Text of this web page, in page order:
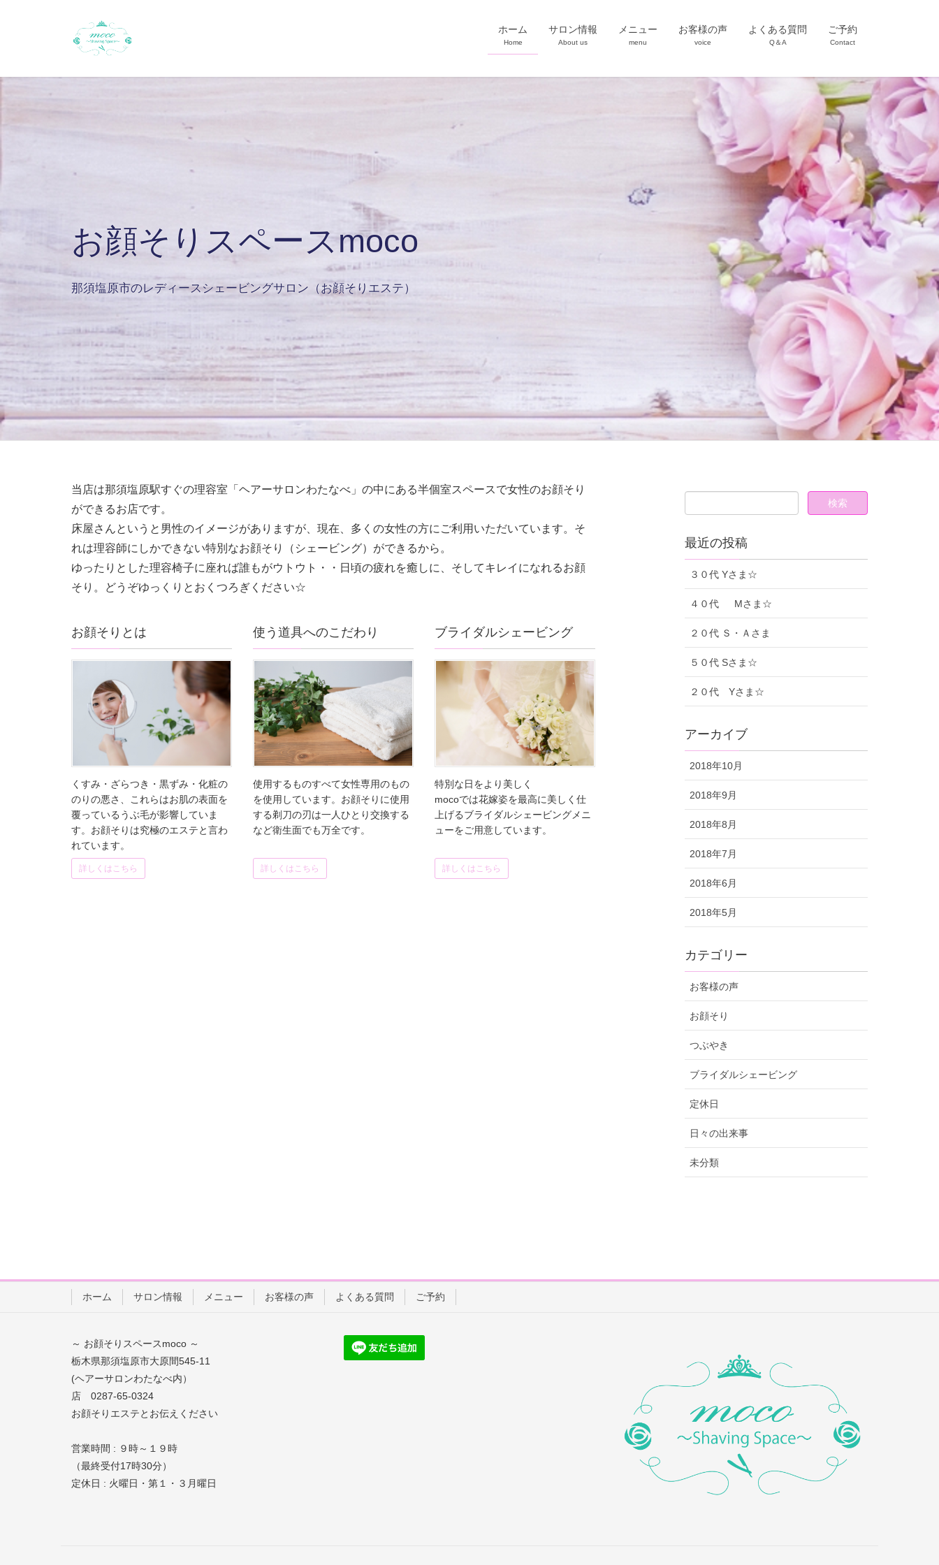
ホーム
Home
サロン情報
About us
メニュー
menu
お客様の声
voice
よくある質問
Q＆A
ご予約
Contact
お顔そりスペースmoco
那須塩原市のレディースシェービングサロン（お顔そりエステ）
当店は那須塩原駅すぐの理容室「ヘアーサロンわたなべ」の中にある半個室スペースで女性のお顔そり
ができるお店です。
床屋さんというと男性のイメージがありますが、現在、多くの女性の方にご利用いただいています。そ
れは理容師にしかできない特別なお顔そり（シェービング）ができるから。
ゆったりとした理容椅子に座れば誰もがウトウト・・日頃の疲れを癒しに、そしてキレイになれるお顔
そり。どうぞゆっくりとおくつろぎください☆
お顔そりとは
くすみ・ざらつき・黒ずみ・化粧の
のりの悪さ、これらはお肌の表面を
覆っているうぶ毛が影響していま
す。お顔そりは究極のエステと言わ
れています。
詳しくはこちら
使う道具へのこだわり
使用するものすべて女性専用のもの
を使用しています。お顔そりに使用
する剃刀の刃は一人ひとり交換する
など衛生面でも万全です。
詳しくはこちら
ブライダルシェービング
特別な日をより美しく
mocoでは花嫁姿を最高に美しく仕
上げるブライダルシェービングメニ
ューをご用意しています。
詳しくはこちら
最近の投稿
３０代 Yさま☆
４０代 Mさま☆
２０代 Ｓ・Ａさま
５０代 Sさま☆
２０代 Yさま☆
アーカイブ
2018年10月
2018年9月
2018年8月
2018年7月
2018年6月
2018年5月
カテゴリー
お客様の声
お顔そり
つぶやき
ブライダルシェービング
定休日
日々の出来事
未分類
ホーム サロン情報 メニュー お客様の声 よくある質問 ご予約
～ お顔そりスペースmoco ～
栃木県那須塩原市大原間545-11
(ヘアーサロンわたなべ内）
店 0287-65-0324
お顔そりエステとお伝えください
営業時間 : ９時～１９時
（最終受付17時30分）
定休日 : 火曜日・第１・３月曜日